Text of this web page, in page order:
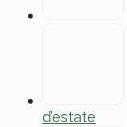
d’estate